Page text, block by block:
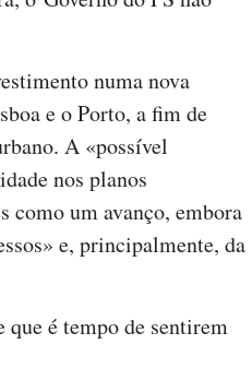
numa nova
e o Porto, a fim de
A «possível
nos planos
como um avanço, embora
e, principalmente, da
é tempo de sentirem